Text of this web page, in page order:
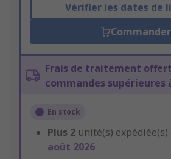
Vérifier les dates de
Commander
Frais de traitement
commandes supérieures
En stock
Plus 2 unité(s)
août 2026